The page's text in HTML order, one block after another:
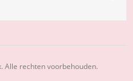
Alle rechten voorbehouden.